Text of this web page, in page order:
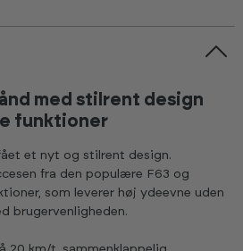
med stilrent design
funktioner
et nyt og stilrent design.
fra den populære F63 og
som leverer høj ydeevne uden
brugervenligheden.